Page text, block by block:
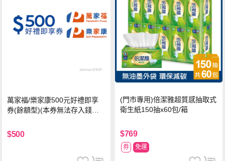
萬家福/樂家康500元好禮即享
券(餘額型)(本券無法存入錢包
$500
(門市專用)倍潔雅超質感抽取式
衛生紙150抽x60包/箱
$769
券 免運